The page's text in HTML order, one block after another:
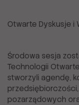
Otwarte Dyskusje i
Środowa sesja
Technologii
stworzyli agendę,
pozarządowych